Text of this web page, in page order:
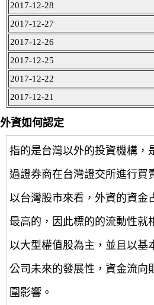
2017-12-28
2017-12-27
2017-12-26
2017-12-25
2017-12-22
2017-12-21
外資如何認定
指的是台灣以外的投資機構，
過證券商在台灣證交所進行買
以台灣股市來看，外資的資金
最高的，因此標的的流動性就
以大型權值股為主，並且以基
公司未來的發展性，資金流向
圍影響。